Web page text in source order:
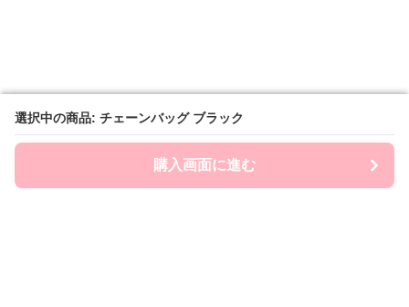
選択中の商品: チェーンバッグ ブラック
購入画面に進む
選択中の商品: チェーンバッグ ブラック
購入画面に進む